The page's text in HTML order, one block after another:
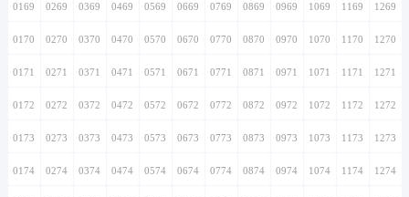
0169 0269 0369 0469 0569 0669 0769 0869 0969 1069 1169 1269
0170 0270 0370 0470 0570 0670 0770 0870 0970 1070 1170 1270
0171 0271 0371 0471 0571 0671 0771 0871 0971 1071 1171 1271
0172 0272 0372 0472 0572 0672 0772 0872 0972 1072 1172 1272
0173 0273 0373 0473 0573 0673 0773 0873 0973 1073 1173 1273
0174 0274 0374 0474 0574 0674 0774 0874 0974 1074 1174 1274